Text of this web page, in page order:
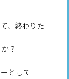
、終わりた
？
として